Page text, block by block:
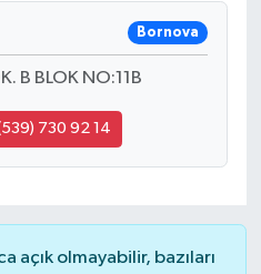
Bornova
B BLOK NO:11B
730 92 14
açık olmayabilir, bazıları